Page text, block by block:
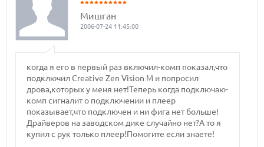
Мишган
2006-07-24 11:45:00
когда я его в первый раз включил-комп показал,что
подключил Creative Zen Vision M и попросил
дрова,которых у меня нет!Теперь когда подключаю-
комп сигналит о подключении и плеер
показывает,что подключен и ни фига нет больше!
Драйверов на заводском дике случайно нет?А то я
купил с рук только плеер!Помогите если знаете!